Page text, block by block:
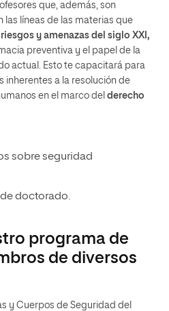
que, además, son
las líneas de las materias que
y amenazas del siglo XXI,
preventiva y el papel de la
actual. Esto te capacitará para
inherentes a la resolución de
en el marco del derecho
sobre seguridad
doctorado.
programa de
de diversos
y Cuerpos de Seguridad del